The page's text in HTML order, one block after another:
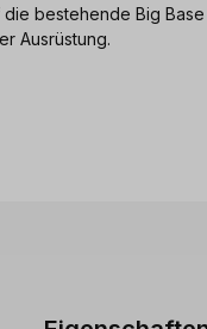
die bestehende Big
Ausrüstung.